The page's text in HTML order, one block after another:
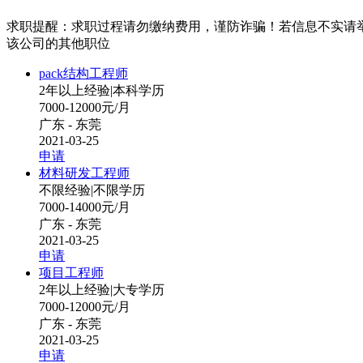
求职提醒：求职过程请勿缴纳费用，谨防诈骗！若信息不实请
该公司的其他职位
pack结构工程师
2年以上经验|本科学历
7000-12000元/月
广东 - 东莞
2021-03-25
申请
材料研发工程师
不限经验|不限学历
7000-14000元/月
广东 - 东莞
2021-03-25
申请
项目工程师
2年以上经验|大专学历
7000-12000元/月
广东 - 东莞
2021-03-25
申请